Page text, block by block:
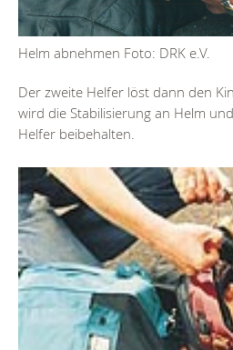
Helm abnehmen Foto: DRK e.V.
Der zweite Helfer löst dann den
wird die Stabilisierung an Helm
Helfer beibehalten.